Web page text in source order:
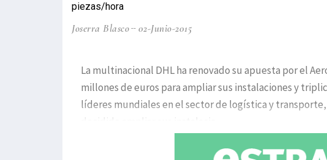
piezas/hora
Joserra Blasco 02-Junio-2015
La multinacional DHL ha renovado su apuesta por el
millones de euros para ampliar sus instalaciones y
líderes mundiales en el sector de logística y
decidido ampliar sus instalacio